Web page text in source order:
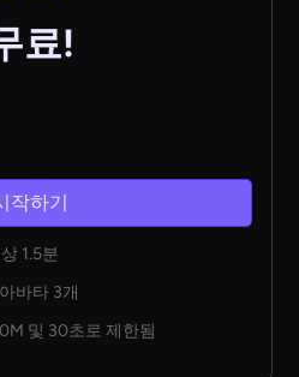
료!
작하기
1.5분
바타 3개
및 30초로 제한됨